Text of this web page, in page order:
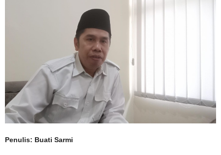
Penulis: Buati Sarmi